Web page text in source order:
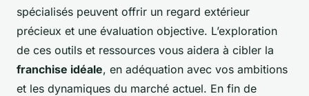
spécialisés peuvent offrir un regard extérieur
précieux et une évaluation objective. L’exploration
de ces outils et ressources vous aidera à cibler la
franchise idéale, en adéquation avec vos ambitions
et les dynamiques du marché actuel. En fin de